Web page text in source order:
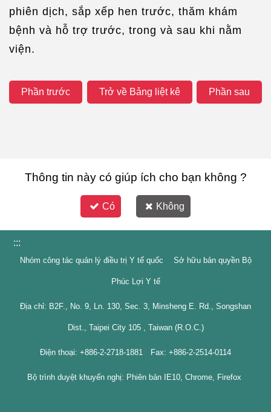
phiên dịch, sắp xếp hen trước, thăm khám
bệnh và hỗ trợ trước, trong và sau khi nằm
viện.
Phần trước Trở về Bảng liệt kê Phần sau
Thông tin này có giúp ích cho bạn không ?
Có Không
:::
Nhóm công tác quản lý điều trị Y tế quốc Sở hữu bản quyền Bộ
Phúc Lợi Y tế
Địa chỉ: B2F., No. 9, Ln. 130, Sec. 3, Minsheng E. Rd., Songshan
Dist., Taipei City 105 , Taiwan (R.O.C.)
Điện thoại: +886-2-2718-1881 Fax: +886-2-2514-0114
Bộ trình duyệt khuyến nghị: Phiên bản IE10, Chrome, Firefox